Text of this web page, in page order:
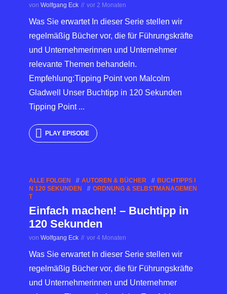
von Wolfgang Eck vor 2 Monaten
Was Sie erwartet In dieser Serie stellen wir
regelmäßig Bücher vor, die für Führungskräfte
und Unternehmerinnen und Unternehmer
relevante Themen behandeln.
Empfehlung:Tipping Point von Malcolm
Gladwell Unser Buchtipp in 120 Sekunden
Tipping Point ...
PLAY EPISODE
ALLE FOLGEN AUTOREN & BÜCHER
BUCHTIPPS I
N 120 SEKUNDEN
ORDNUNG & SELBSTMANAGEMEN
T
Einfach machen! – Buchtipp in
120 Sekunden
von Wolfgang Eck vor 4 Monaten
Was Sie erwartet In dieser Serie stellen wir
regelmäßig Bücher vor, die für Führungskräfte
und Unternehmerinnen und Unternehmer